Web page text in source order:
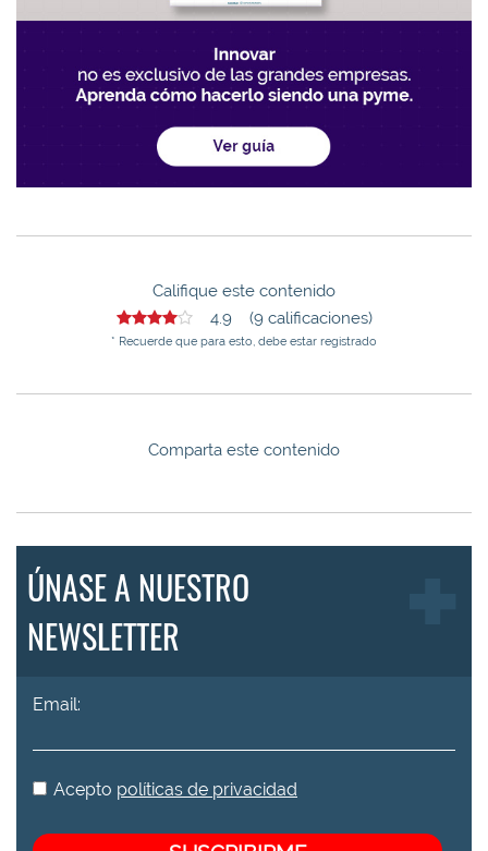
Califique este contenido
4.9 (9 calificaciones)
* Recuerde que para esto, debe estar registrado
Comparta este contenido
ÚNASE A NUESTRO
NEWSLETTER
Email:
Acepto políticas de privacidad